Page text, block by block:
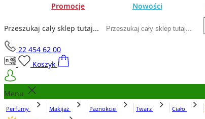
Promocje Nowości
Przeszukaj cały sklep tutaj...
22 454 62 00
Koszyk
Menu
Perfumy Makijaż Paznokcie Twarz Ciało